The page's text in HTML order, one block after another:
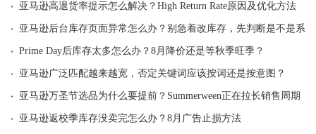
· 亚马逊高退货率提示怎么解决？High Return Rate原因及优化方法
· 亚马逊后台库存页面异常怎么办？别急着改库存，先判断是不是系
· Prime Day后库存太多怎么办？8月降价还是等秋季旺季？
· 亚马逊广泛匹配越来越宽，否定关键词应该按词还是按意图？
· 亚马逊万圣节选品为什么要提前？Summerween正在拉长销售周期
· 亚马逊返校季库存没卖完怎么办？8月广告止损方法